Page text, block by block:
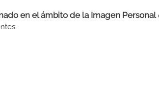
en el ámbito de la Imagen Personal